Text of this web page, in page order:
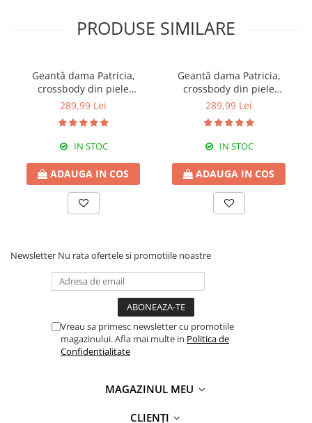
PRODUSE SIMILARE
Geantă dama Patricia,
crossbody din piele
100%naturala, cu aspect
matlasat,nude,8002
289,99 Lei
IN STOC
ADAUGA IN COS
Geantă dama Patricia,
crossbody din piele
100%naturala, cu aspect
matlasat,negru,8002
289,99 Lei
IN STOC
ADAUGA IN COS
Newsletter Nu rata ofertele si promotiile noastre
Vreau sa primesc newsletter cu promotiile
magazinului. Afla mai multe in Politica de
Confidentialitate
MAGAZINUL MEU
CLIENȚI